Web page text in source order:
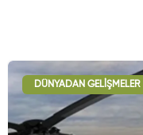
DÜNYADAN GELIŞMELER